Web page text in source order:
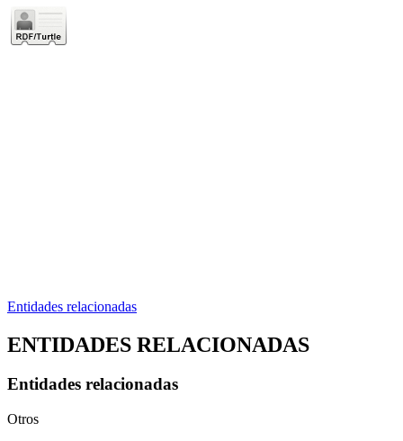
Entidades relacionadas
ENTIDADES RELACIONADAS
Entidades relacionadas
Otros